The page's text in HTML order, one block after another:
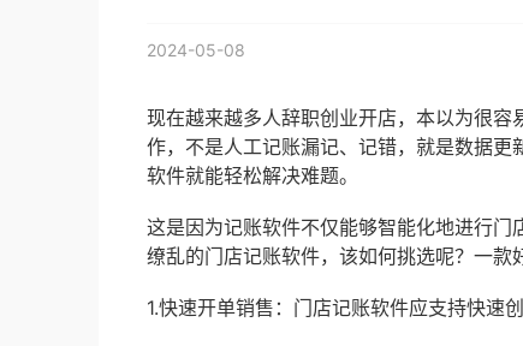
2024-05-08
现在越来越多人辞职创业开店，本以为很
作，不是人工记账漏记、记错，就是数据
软件就能轻松解决难题。
这是因为记账软件不仅能够智能化地进行
缭乱的门店记账软件，该如何挑选呢？一款
1.快速开单销售：门店记账软件应支持快速